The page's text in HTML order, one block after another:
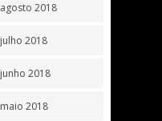
agosto 2018
julho 2018
junho 2018
maio 2018